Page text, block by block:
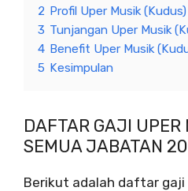
2 Profil Uper Musik (Kudus)
3 Tunjangan Uper Musik
4 Benefit Uper Musik
5 Kesimpulan
DAFTAR GAJI UPER
SEMUA JABATAN
Berikut adalah daftar